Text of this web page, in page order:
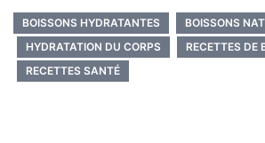
BOISSONS HYDRATANTES
BOISSONS
HYDRATATION DU CORPS
RECETTES DE
RECETTES SANTÉ